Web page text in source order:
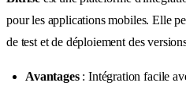
pour les applications mobiles. Elle
de test et de déploiement des
Avantages: Intégration facile